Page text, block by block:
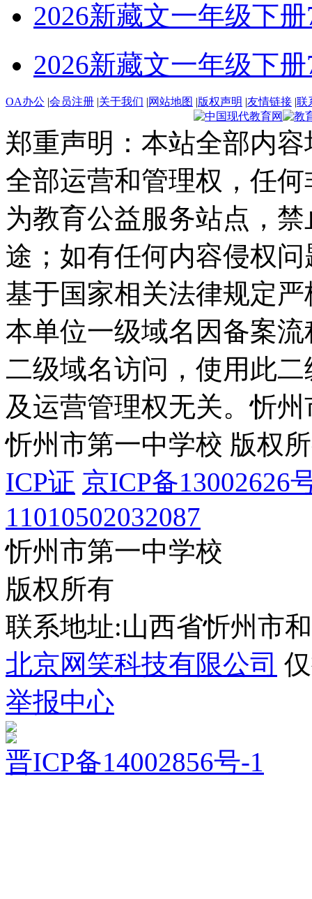
2026新藏文一年级下册
2026新藏文一年级下册
OA办公 |会员注册 |关于我们 |网站地图 |版权声明 |友情链接 |联
郑重声明：本站全部内
全部运营和管理权，任
为教育公益服务站点，
途；如有任何内容侵权
基于国家相关法律规定
本单位一级域名因备案
二级域名访问，使用此
及运营管理权无关。忻州
忻州市第一中学校 版权
ICP证 京ICP备13002626
11010502032087
忻州市第一中学校
版权所有
联系地址:山西省忻州市
北京网笑科技有限公司
举报中心
晋ICP备14002856号-1